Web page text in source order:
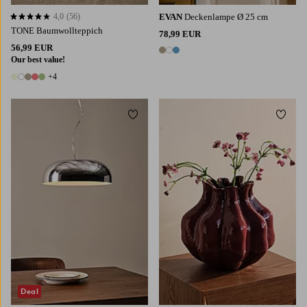
TONE Baumwollteppich
56,99 EUR
Our best value!
9 Farben
+4
4,0 basierend auf 56 Bewertungen
4,0 (56) EVAN Deckenlampe Ø 25 cm
78,99 EUR
3 Farben
Deal
Zu Favoriten hinzufügen Zu